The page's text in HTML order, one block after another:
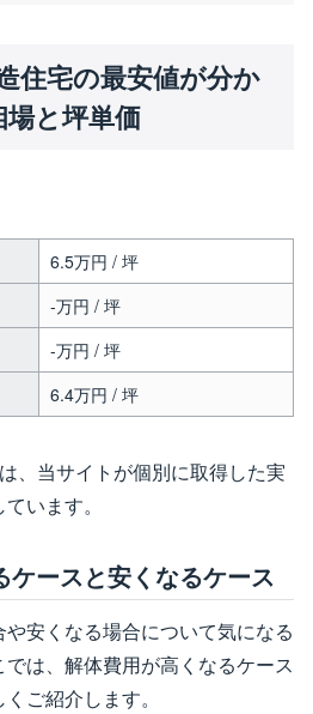
住宅の最安値が分か
と坪単価
6.5万円 / 坪
-万円 / 坪
-万円 / 坪
6.4万円 / 坪
、当サイトが個別に取得した実
います。
ケースと安くなるケース
安くなる場合について気になる
は、解体費用が高くなるケース
ご紹介します。